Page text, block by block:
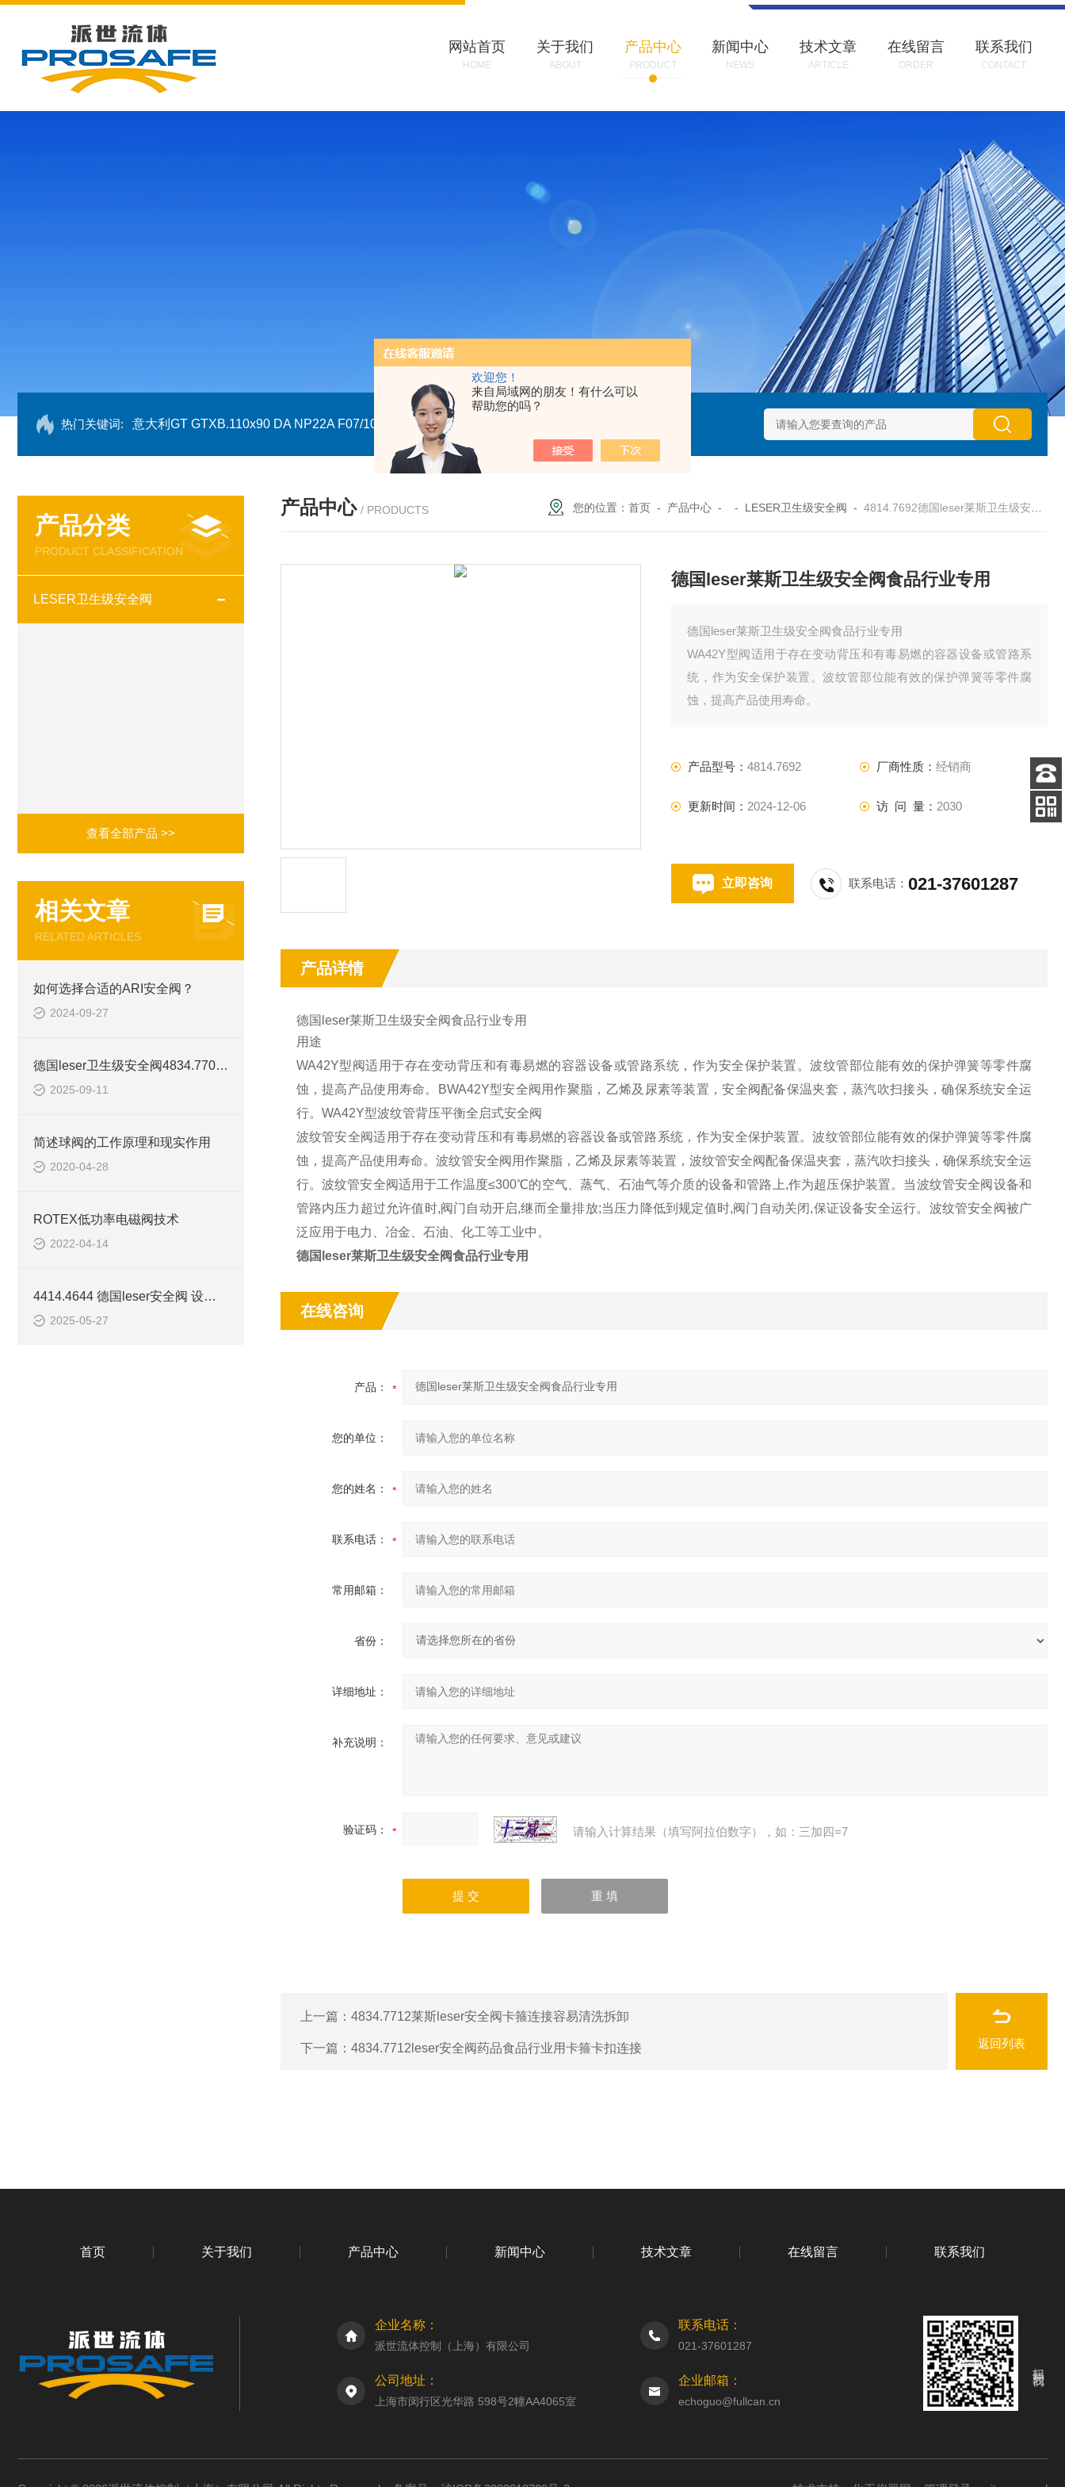
欢迎您！
来自局域网的朋友！有什么可以
帮助您的吗？
网站首页
HOME
关于我们
ABOUT
产品中心
PRODUCT
新闻中心
NEWS
技术文章
ARTICLE
在线留言
ORDER
联系我们
CONTACT
热门关键词: 意大利GT GTXB.110x90 DA NP22A F07/10 GTXN.110x90 DA NP22A F07/10 意大利GT 意大利GT气动执行器型号GTXB 127_GTXB 160 意大利GT气动执行器
产品分类
PRODUCT CLASSIFICATION
LESER卫生级安全阀
查看全部产品 >>
相关文章
RELATED ARTICLES
如何选择合适的ARI安全阀？
2024-09-27
德国leser卫生级安全阀4834.7702/4834.7712库存现货
2025-09-11
简述球阀的工作原理和现实作用
2020-04-28
ROTEX低功率电磁阀技术
2022-04-14
4414.4644 德国leser安全阀 设定压力 材质
2025-05-27
产品中心 / PRODUCTS 您的位置：首页 - 产品中心 - - LESER卫生级安全阀 -4814.7692德国leser莱斯卫生级安全阀食品行业专用
德国leser莱斯卫生级安全阀食品行业专用
德国leser莱斯卫生级安全阀食品行业专用
WA42Y型阀适用于存在变动背压和有毒易燃的容器设备或管路系
统，作为安全保护装置。波纹管部位能有效的保护弹簧等零件腐
蚀，提高产品使用寿命。
产品型号：4814.7692 厂商性质： 经销商
更新时间： 2024-12-06 访 问 量： 2030
立即咨询 联系电话：021-37601287
产品详情
德国leser莱斯卫生级安全阀食品行业专用
用途
WA42Y型阀适用于存在变动背压和有毒易燃的容器设备或管路系统，作为安全保护装置。波纹管部位能有效的保护弹簧等零件腐
蚀，提高产品使用寿命。BWA42Y型安全阀用作聚脂，乙烯及尿素等装置，安全阀配备保温夹套，蒸汽吹扫接头，确保系统安全运
行。WA42Y型波纹管背压平衡全启式安全阀
波纹管安全阀适用于存在变动背压和有毒易燃的容器设备或管路系统，作为安全保护装置。波纹管部位能有效的保护弹簧等零件腐
蚀，提高产品使用寿命。波纹管安全阀用作聚脂，乙烯及尿素等装置，波纹管安全阀配备保温夹套，蒸汽吹扫接头，确保系统安全运
行。波纹管安全阀适用于工作温度≤300℃的空气、蒸气、石油气等介质的设备和管路上,作为超压保护装置。当波纹管安全阀设备和
管路内压力超过允许值时,阀门自动开启,继而全量排放;当压力降低到规定值时,阀门自动关闭,保证设备安全运行。波纹管安全阀被广
泛应用于电力、冶金、石油、化工等工业中。
德国leser莱斯卫生级安全阀食品行业专用
在线咨询
产品：
您的单位：
您的姓名：
联系电话：
常用邮箱：
省份：
详细地址：
补充说明：
验证码： 请输入计算结果（填写阿拉伯数字），如：三加四=7
上一篇： 4834.7712莱斯leser安全阀卡箍连接容易清洗拆卸
下一篇： 4834.7712leser安全阀药品食品行业用卡箍卡扣连接 返回列表
首页 关于我们 产品中心 新闻中心 技术文章 在线留言 联系我们
企业名称：
派世流体控制（上海）有限公司
联系电话：
021-37601287
公司地址：
上海市闵行区光华路 598号2幢AA4065室
企业邮箱：
echoguo@fullcan.cn
客服
电话